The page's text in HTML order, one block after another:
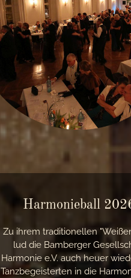
Harmonieball
Zu ihrem traditionellen
lud die Bamberger
Harmonie e.V. auch heuer
Tanzbegeisterten in die